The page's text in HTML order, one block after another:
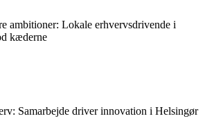
ambitioner: Lokale erhvervsdrivende i
kæderne
Samarbejde driver innovation i Helsingør